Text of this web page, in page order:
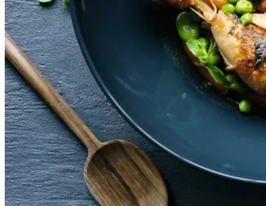
Gustu i La Paz i Bolivia, der
drives af Melting Pot Fonden, og
som har Kamilla Seidler som
køkkenchef, har bidraget med
denne ret fra de bolivianske
højder. Det bolivianske køkken er
nok først og fremmest præget af
spanske indtryk, men med lokale
råvarer. Den elskede kartoffel får
tit en fremtrædende rolle i denne
bjergkøkken ret, som har rødder i
Andesbjergene.